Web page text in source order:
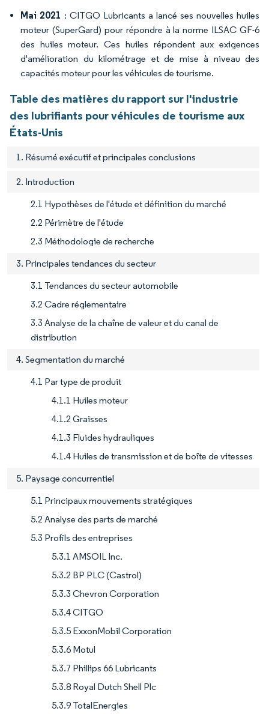
Mai 2021 : CITGO Lubricants a lancé ses nouvelles huiles
moteur (SuperGard) pour répondre à la norme ILSAC GF-6
des huiles moteur. Ces huiles répondent aux exigences
d'amélioration du kilométrage et de mise à niveau des
capacités moteur pour les véhicules de tourisme.
Table des matières du rapport sur l'industrie
des lubrifiants pour véhicules de tourisme aux
États-Unis
1. Résumé exécutif et principales conclusions
2. Introduction
2.1 Hypothèses de l'étude et définition du marché
2.2 Périmètre de l'étude
2.3 Méthodologie de recherche
3. Principales tendances du secteur
3.1 Tendances du secteur automobile
3.2 Cadre réglementaire
3.3 Analyse de la chaîne de valeur et du canal de
distribution
4. Segmentation du marché
4.1 Par type de produit
4.1.1 Huiles moteur
4.1.2 Graisses
4.1.3 Fluides hydrauliques
4.1.4 Huiles de transmission et de boîte de vitesses
5. Paysage concurrentiel
5.1 Principaux mouvements stratégiques
5.2 Analyse des parts de marché
5.3 Profils des entreprises
5.3.1 AMSOIL Inc.
5.3.2 BP PLC (Castrol)
5.3.3 Chevron Corporation
5.3.4 CITGO
5.3.5 ExxonMobil Corporation
5.3.6 Motul
5.3.7 Phillips 66 Lubricants
5.3.8 Royal Dutch Shell Plc
5.3.9 TotalEnergies